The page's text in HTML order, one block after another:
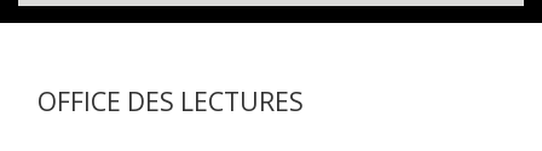
OFFICE DES LECTURES